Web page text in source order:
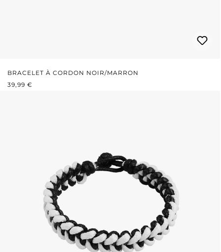
BRACELET À CORDON NOIR/MARRON
PRIX RÉGULIER :
39,99 €